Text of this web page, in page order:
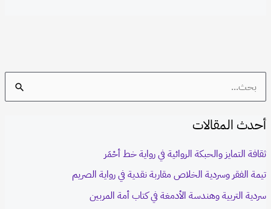
a
h
f
أحدث المقالات
ثقافة التمايز والحبكة الروائية في رواية خط أحْمَر
تيمة الفقر وسردية الخلاص مقاربة نقدية في رواية الصريم
سردية التربية وهندسة الأدمغة في كتاب أمة المربين